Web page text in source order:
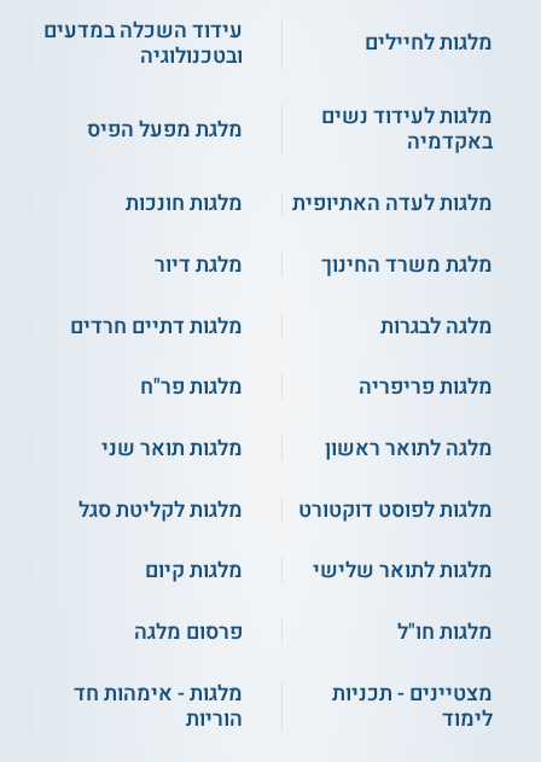
מלגות לחיילים
עידוד השכלה במדעים
ובטכנולוגיה
מלגות לעידוד נשים
באקדמיה
מלגת מפעל הפיס
מלגות לעדה האתיופית
מלגות חונכות
מלגת משרד החינוך
מלגת דיור
מלגה לבגרות
מלגות דתיים חרדים
מלגות פריפריה
מלגות פר"ח
מלגה לתואר ראשון
מלגות תואר שני
מלגות לפוסט דוקטורט
מלגות לקליטת סגל
מלגות לתואר שלישי
מלגות קיום
מלגות חו"ל
פרסום מלגה
מצטיינים - תכניות
לימוד
מלגות - אימהות חד
הוריות